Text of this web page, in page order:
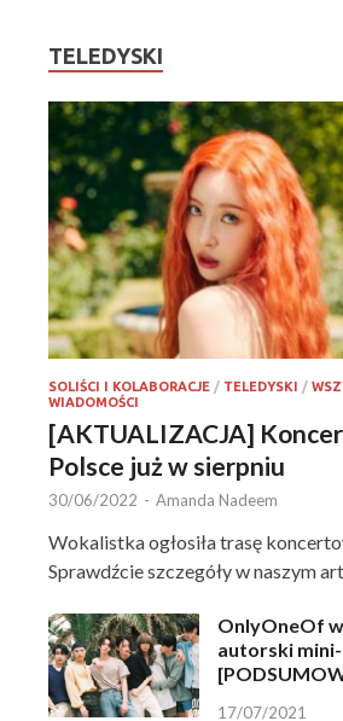
TELEDYSKI
SOLIŚCI I KOLABORACJE / TELEDYSKI /
WIADOMOŚCI
[AKTUALIZACJA]
Polsce już w sierpniu
30/06/2022 - Amanda Nadeem
Wokalistka ogłosiła trasę
Sprawdźcie szczegóły w naszym
OnlyOneOf
autorski
17/07/2021